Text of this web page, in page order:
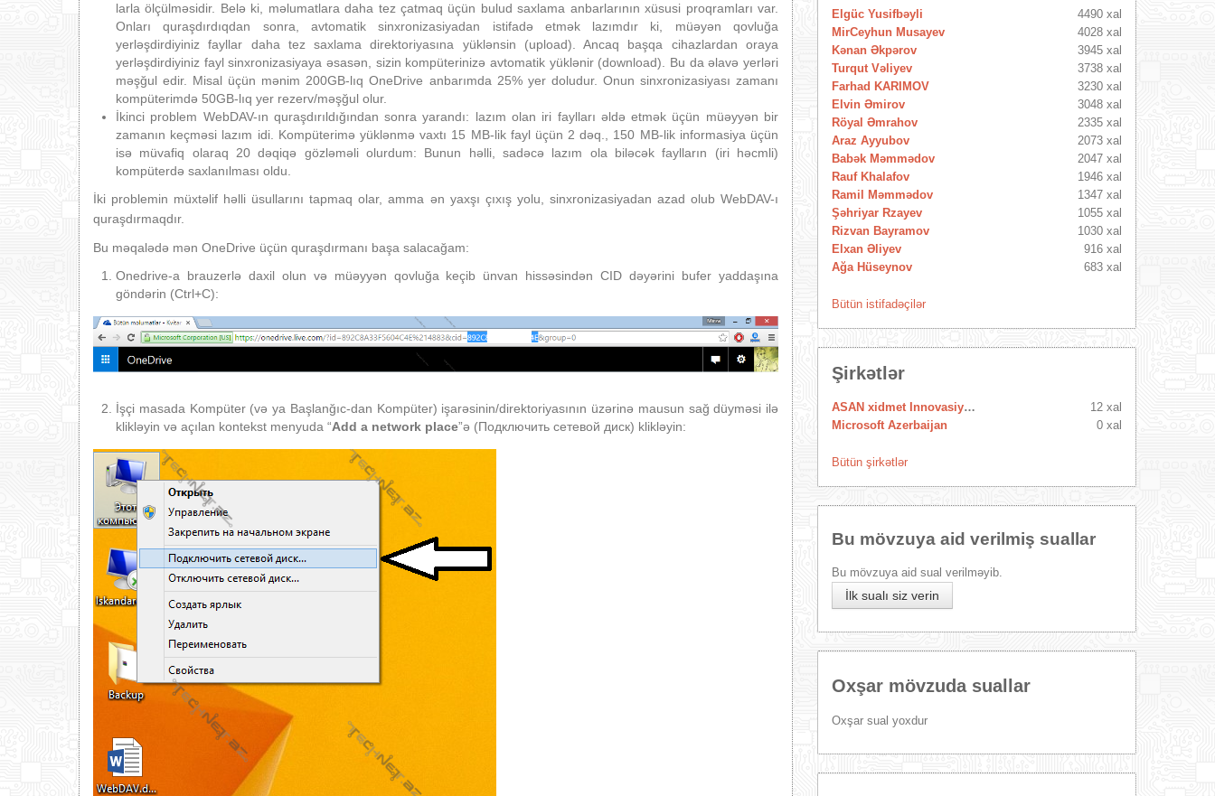
larla ölçülməsidir. Belə ki, məlumatlara daha tez çatmaq üçün bulud saxlama anbarlarının xüsusi proqramları var.
Onları quraşdırdıqdan sonra, avtomatik sinxronizasiyadan istifadə etmək lazımdır ki, müəyən qovluğa
yerləşdirdiyiniz fayllar daha tez saxlama direktoriyasına yüklənsin (upload). Ancaq başqa cihazlardan oraya
yerləşdirdiyiniz fayl sinxronizasiyaya əsasən, sizin kompüterinizə avtomatik yüklənir (download). Bu da əlavə yerləri
məşğul edir. Misal üçün mənim 200GB-lıq OneDrive anbarımda 25% yer doludur. Onun sinxronizasiyası zamanı
kompüterimdə 50GB-lıq yer rezerv/məşğul olur.
İkinci problem WebDAV-ın quraşdırıldığından sonra yarandı: lazım olan iri faylları əldə etmək üçün müəyyən bir
zamanın keçməsi lazım idi. Kompüterimə yüklənmə vaxtı 15 MB-lik fayl üçün 2 dəq., 150 MB-lik informasiya üçün
isə müvafiq olaraq 20 dəqiqə gözləməli olurdum: Bunun həlli, sadəcə lazım ola biləcək faylların (iri həcmli)
kompüterdə saxlanılması oldu.
İki problemin müxtəlif həlli üsullarını tapmaq olar, amma ən yaxşı çıxış yolu, sinxronizasiyadan azad olub WebDAV-ı
quraşdırmaqdır.
Bu məqalədə mən OneDrive üçün quraşdırmanı başa salacağam:
Onedrive-a brauzerlə daxil olun və müəyyən qovluğa keçib ünvan hissəsindən CID dəyərini bufer yaddaşına
göndərin (Ctrl+C):
İşçi masada Kompüter (və ya Başlanğıc-dan Kompüter) işarəsinin/direktoriyasının üzərinə mausun sağ düyməsi ilə
klikləyin və açılan kontekst menyuda “Add a network place”ə (Подключить сетевой диск) klikləyin:
Elgüc Yusifbəyli
4490 xal
MirCeyhun Musayev
4028 xal
Kənan Əkpərov
3945 xal
Turqut Vəliyev
3738 xal
Farhad KARIMOV
3230 xal
Elvin Əmirov
3048 xal
Röyal Əmrahov
2335 xal
Araz Ayyubov
2073 xal
Babək Məmmədov
2047 xal
Rauf Khalafov
1946 xal
Ramil Məmmədov
1347 xal
Şəhriyar Rzayev
1055 xal
Rizvan Bayramov
1030 xal
Elxan Əliyev
916 xal
Ağa Hüseynov
683 xal
Bütün istifadəçilər
Şirkətlər
ASAN xidmet Innovasiya Mərkəzi
12 xal
Microsoft Azerbaijan
0 xal
Bütün şirkətlər
Bu mövzuya aid verilmiş suallar
Bu mövzuya aid sual verilməyib.
İlk sualı siz verin
Oxşar mövzuda suallar
Oxşar sual yoxdur